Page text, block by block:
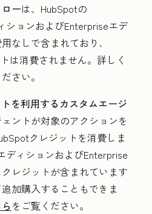
ーは、HubSpotの
ションおよびEnterpriseエデ
なしで含まれており、
は消費されません。詳しく
さい。
を利用するカスタムエージ
ントが対象のアクションを
クレジットを消費しま
ディションおよびEnterprise
レジットが含まれています
加購入することもできま
をご覧ください。